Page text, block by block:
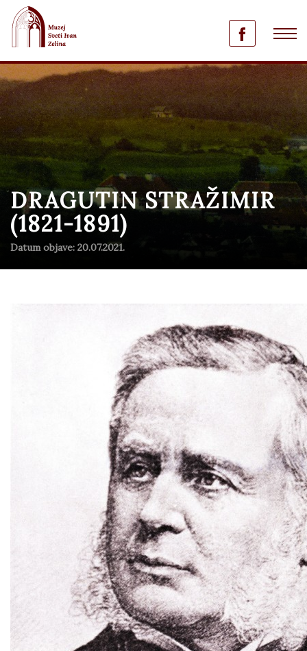
DRAGUTIN STRAŽIMIR
(1821-1891)
Datum objave: 20.07.2021.